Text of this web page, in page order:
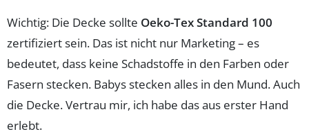
Wichtig: Die Decke sollte Oeko-Tex Standard 100
zertifiziert sein. Das ist nicht nur Marketing – es
bedeutet, dass keine Schadstoffe in den Farben oder
Fasern stecken. Babys stecken alles in den Mund. Auch
die Decke. Vertrau mir, ich habe das aus erster Hand
erlebt.